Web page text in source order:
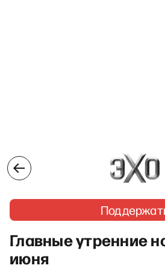
Главные утренние
июня